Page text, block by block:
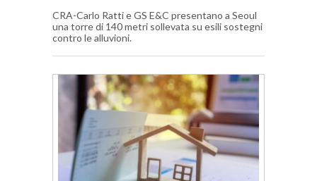
CRA-Carlo Ratti e GS E&C presentano a Seoul
una torre di 140 metri sollevata su esili sostegni
contro le alluvioni.